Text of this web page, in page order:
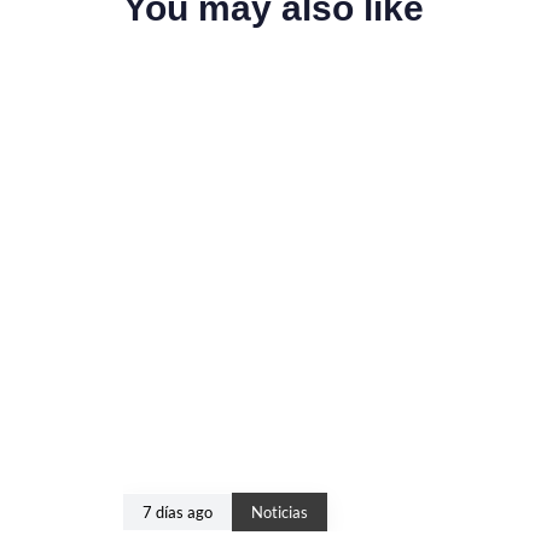
You may also like
7 días ago Noticias